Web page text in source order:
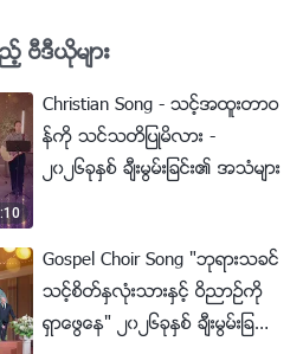
ဗီဒီယိုမ်ား
Christian Song - သင့္အထူးတာဝ
န္ကို သင္သတိျပဳမိလား -
၂၀၂၆ခုႏွစ္ ခ်ီးမြမ္းျခင္း၏ အသံမ်ား
Gospel Choir Song "ဘုရားသခင္
သင့္စိတ္ႏွလုံးသားႏွင့္ ဝိညာဥ္ကို
ရွာေဖြေန" ၂၀၂၆ခုႏွစ္ ခ်ီးမြမ္းျခ